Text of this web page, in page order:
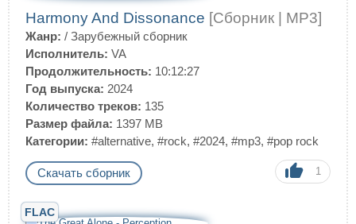
Harmony And Dissonance [Сборник | MP3]
Жанр: / Зарубежный сборник
Исполнитель: VA
Продолжительность: 10:12:27
Год выпуска: 2024
Количество треков: 135
Размер файла: 1397 MB
Категории: #alternative, #rock, #2024, #mp3, #pop rock
Скачать сборник 1
FLAC